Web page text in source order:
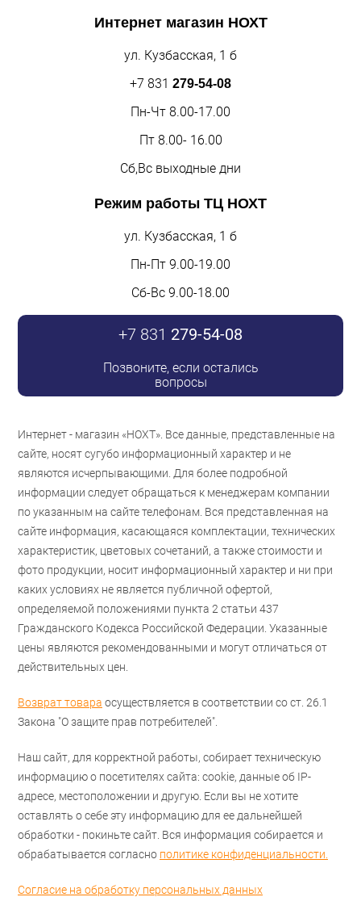
Интернет магазин НОХТ
ул. Кузбасская, 1 б
+7 831 279-54-08
Пн-Чт 8.00-17.00
Пт 8.00- 16.00
Сб,Вс выходные дни
Режим работы ТЦ НОХТ
ул. Кузбасская, 1 б
Пн-Пт 9.00-19.00
Сб-Вс 9.00-18.00
+7 831 279-54-08
Позвоните, если остались
вопросы
Интернет - магазин «НОХТ». Все данные, представленные на
сайте, носят сугубо информационный характер и не
являются исчерпывающими. Для более подробной
информации следует обращаться к менеджерам компании
по указанным на сайте телефонам. Вся представленная на
сайте информация, касающаяся комплектации, технических
характеристик, цветовых сочетаний, а также стоимости и
фото продукции, носит информационный характер и ни при
каких условиях не является публичной офертой,
определяемой положениями пункта 2 статьи 437
Гражданского Кодекса Российской Федерации. Указанные
цены являются рекомендованными и могут отличаться от
действительных цен.
Возврат товара осуществляется в соответствии со ст. 26.1
Закона "О защите прав потребителей".
Наш сайт, для корректной работы, собирает техническую
информацию о посетителях сайта: cookie, данные об IP-
адресе, местоположении и другую. Если вы не хотите
оставлять о себе эту информацию для ее дальнейшей
обработки - покиньте сайт. Вся информация собирается и
обрабатывается согласно политике конфиденциальности.
Согласие на обработку персональных данных